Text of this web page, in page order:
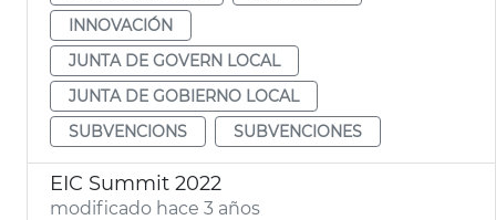
INNOVACIÓN
JUNTA DE GOVERN LOCAL
JUNTA DE GOBIERNO LOCAL
SUBVENCIONS
SUBVENCIONES
EIC Summit 2022
modificado hace 3 años